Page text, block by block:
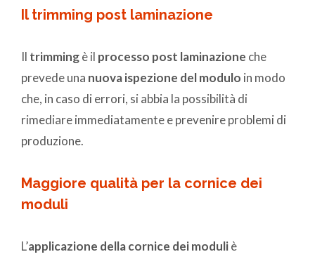
Il trimming post laminazione
Il trimmingè il processo post laminazione che
prevede una nuova ispezione del modulo in modo
che, in caso di errori, si abbia la possibilità di
rimediare immediatamente e prevenire problemi di
produzione.
Maggiore qualità per la cornice dei
moduli
L’applicazione della cornice dei moduliè